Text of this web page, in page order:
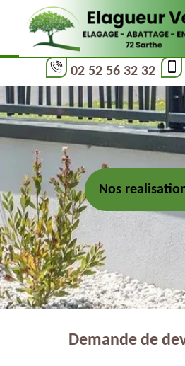
02 52 56 32 32
Nos
Demande de